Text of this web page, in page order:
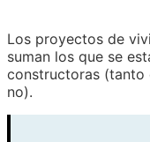
Los proyectos de
suman los que se
constructoras (tanto
no).